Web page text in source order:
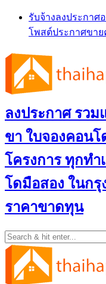
Skip
content
รับจ้างลงประกาศ
โพสต์ประกาศขา
ลงประกาศ รว
ขา ใบจองคอน
โครงการ ทุกทำ
โดมือสอง ในกรุ
ราคาขาดทุน